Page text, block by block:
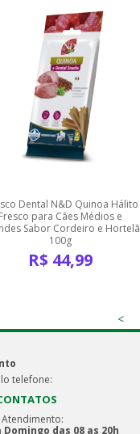
Dental N&D Quinoa Hálito
Fresco para Cães Médios e
Sabor Cordeiro e Hortelã
100g
R$ 44,99
<
telefone:
Domingo das 08 as 20h